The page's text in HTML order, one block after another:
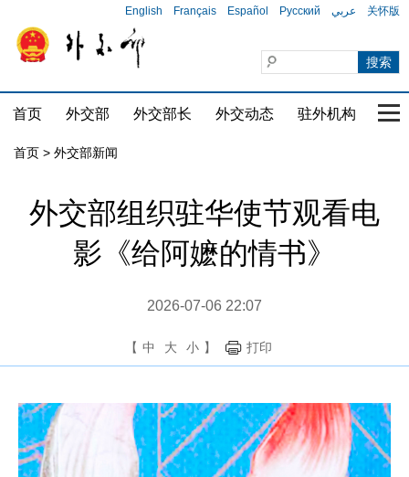
English Français Español Русский عربي 关怀版
首页 外交部 外交部长 外交动态 驻外机构 国
首页 > 外交部新闻
外交部组织驻华使节观看电
影《给阿嬷的情书》
2026-07-06 22:07
【 中 大 小 】 打印